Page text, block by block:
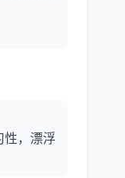
性，漂浮